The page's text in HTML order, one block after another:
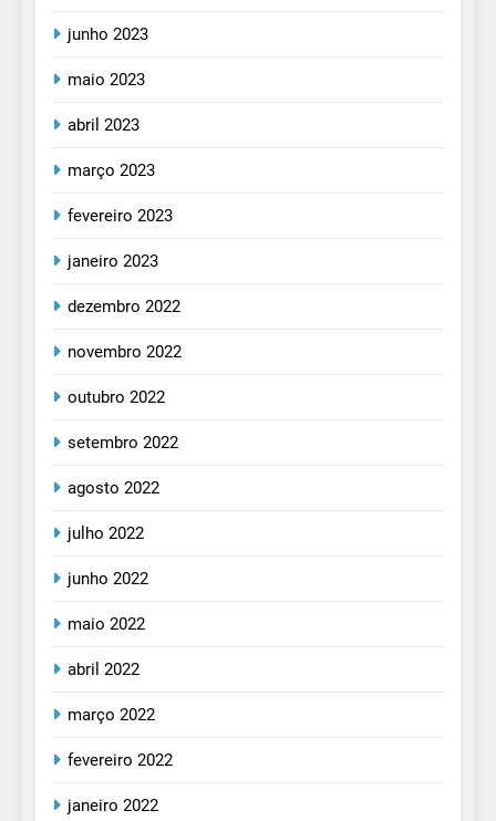
junho 2023
maio 2023
abril 2023
março 2023
fevereiro 2023
janeiro 2023
dezembro 2022
novembro 2022
outubro 2022
setembro 2022
agosto 2022
julho 2022
junho 2022
maio 2022
abril 2022
março 2022
fevereiro 2022
janeiro 2022